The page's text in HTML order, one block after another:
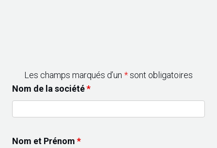
Les champs marqués d’un *sont obligatoires
Nom de la société*
Nom et Prénom *